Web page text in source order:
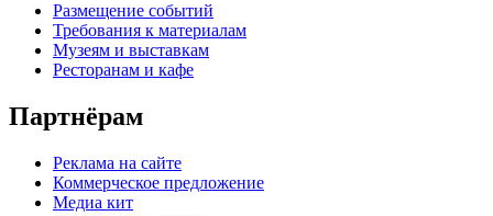
Размещение событий
Требования к материалам
Музеям и выставкам
Ресторанам и кафе
Партнёрам
Реклама на сайте
Коммерческое предложение
Медиа кит